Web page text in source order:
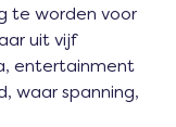
te worden voor
uit vijf
entertainment
waar spanning,